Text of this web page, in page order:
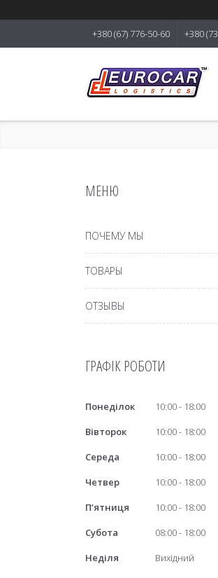
+380 (67) 776-50-60 +380
ПОЧЕМУ МЫ
ТОВАРЫ
ОТЗЫВЫ
ГРАФІК РОБОТИ
Понеділок 10:00
18:00
Вівторок
10:00
18:00
Середа
10:00
18:00
Четвер
10:00
18:00
Пʼятниця
10:00
18:00
Субота
08:00
18:00
Неділя
Вихідний